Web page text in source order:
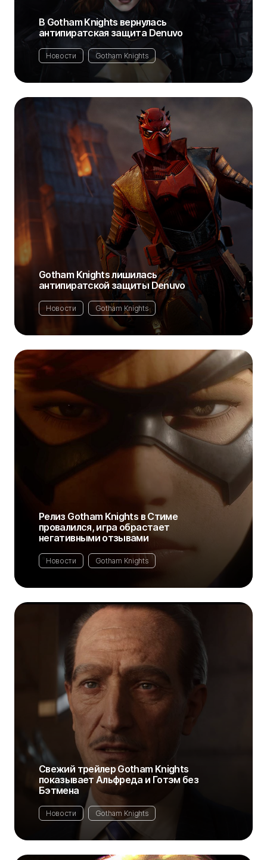
В Gotham Knights вернулась
антипиратская защита Denuvo
Новости Gotham Knights
Gotham Knights лишилась
антипиратской защиты Denuvo
Новости Gotham Knights
Релиз Gotham Knights в Стиме
провалился, игра обрастает
негативными отзывами
Новости Gotham Knights
Свежий трейлер Gotham Knights
показывает Альфреда и Готэм без
Бэтмена
Новости Gotham Knights